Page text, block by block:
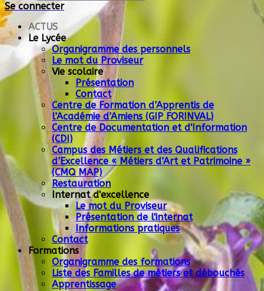
Type 2 or more
characters for results.
Se connecter
ACTUS
Le Lycée
Organigramme des personnels
Le mot du Proviseur
Vie scolaire
Présentation
Contact
Centre de Formation d’Apprentis de
l’Académie d’Amiens (GIP FORINVAL)
Centre de Documentation et d'Information
(CDI)
Campus des Métiers et des Qualifications
d’Excellence « Métiers d’Art et Patrimoine »
(CMQ MAP)
Restauration
Internat d'excellence
Le mot du Proviseur
Présentation de l'internat
Informations pratiques
Contact
Formations
Organigramme des formations
Liste des Familles de métiers et débouchés
Apprentissage